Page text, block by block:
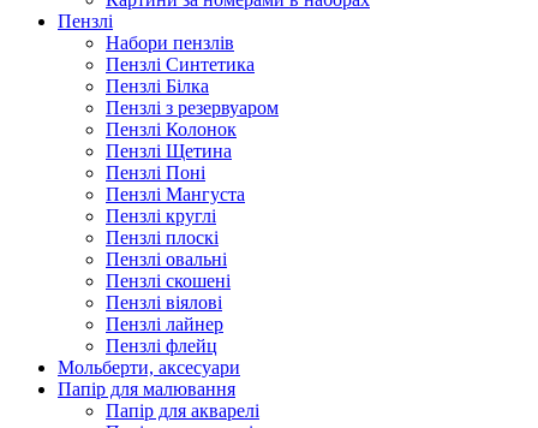
Пензлі
Набори пензлів
Пензлі Синтетика
Пензлі Білка
Пензлі з резервуаром
Пензлі Колонок
Пензлі Щетина
Пензлі Поні
Пензлі Мангуста
Пензлі круглі
Пензлі плоскі
Пензлі овальні
Пензлі скошені
Пензлі віялові
Пензлі лайнер
Пензлі флейц
Мольберти, аксесуари
Папір для малювання
Папір для акварелі